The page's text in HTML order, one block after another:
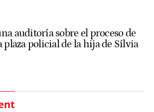
auditoría sobre el proceso de
plaza policial de la hija de Sílvia